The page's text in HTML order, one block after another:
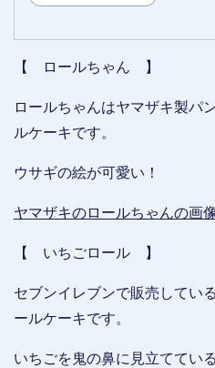
【 ロールちゃん 】
ロールちゃんはヤマザキ製パ
ルケーキです。
ウサギの絵が可愛い！
ヤマザキのロールちゃんの画
【 いちごロール 】
セブンイレブンで販売してい
ールケーキです。
いちごを鬼の鼻に見立ててい